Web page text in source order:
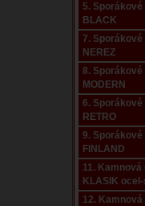
5.
BLACK
7.
NEREZ
8.
MODERN
6.
RETRO
9.
FINLAND
11.
KLASIK
12.